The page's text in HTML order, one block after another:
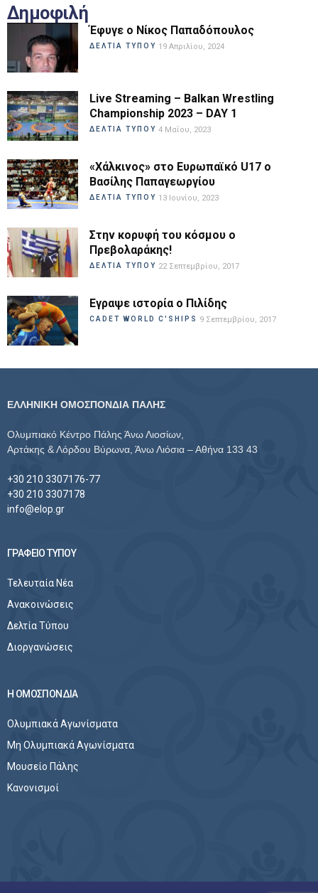
Δημοφιλή
Έφυγε ο Νίκος Παπαδόπουλος
ΔΕΛΤΙΑ ΤΥΠΟΥ 19 Απριλίου, 2024
Live Streaming – Balkan Wrestling
Championship 2023 – DAY 1
ΔΕΛΤΙΑ ΤΥΠΟΥ 4 Μαΐου, 2023
«Χάλκινος» στο Ευρωπαϊκό U17 ο
Βασίλης Παπαγεωργίου
ΔΕΛΤΙΑ ΤΥΠΟΥ 13 Ιουνίου, 2023
Στην κορυφή του κόσμου ο
Πρεβολαράκης!
ΔΕΛΤΙΑ ΤΥΠΟΥ 22 Σεπτεμβρίου, 2017
Εγραψε ιστορία ο Πιλίδης
CADET WORLD C'SHIPS 9 Σεπτεμβρίου, 2017
ΕΛΛΗΝΙΚΗ ΟΜΟΣΠΟΝΔΙΑ ΠΑΛΗΣ
Ολυμπιακό Κέντρο Πάλης Άνω Λιοσίων,
Αρτάκης & Λόρδου Βύρωνα, Άνω Λιόσια – Αθήνα 133 43
+30 210 3307176-77
+30 210 3307178
info@elop.gr
ΓΡΑΦΕΙΟ ΤΥΠΟΥ
Τελευταία Νέα
Ανακοινώσεις
Δελτία Τύπου
Διοργανώσεις
Η ΟΜΟΣΠΟΝΔΙΑ
Ολυμπιακά Αγωνίσματα
Μη Ολυμπιακά Αγωνίσματα
Μουσείο Πάλης
Κανονισμοί